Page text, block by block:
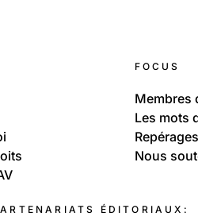
FOCUS
Membres
Les mots
Repérages
Nous
ÉDITORIAUX: